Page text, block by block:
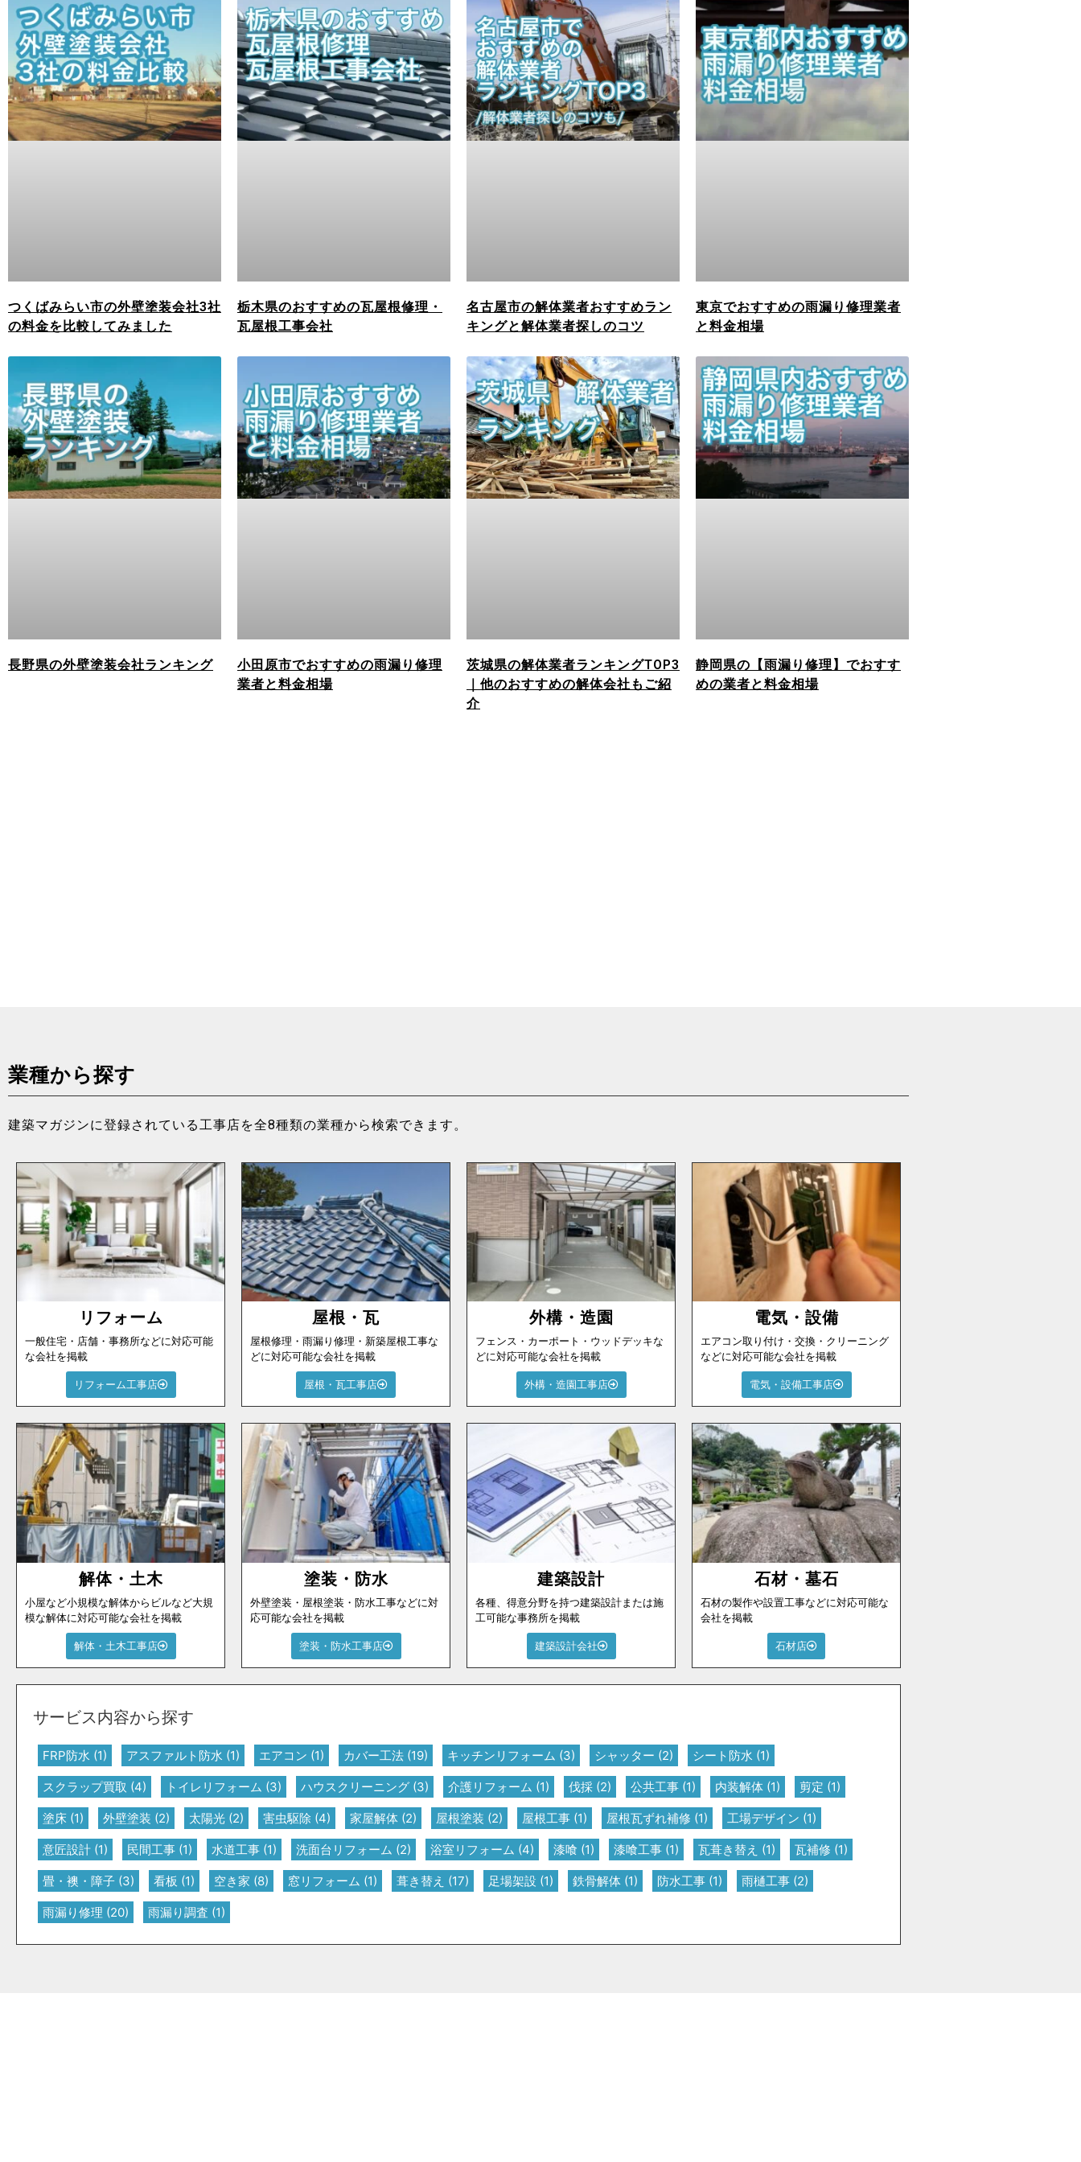
つくばみらい市の外壁塗装会社3社
の料金を比較してみました
栃木県のおすすめの瓦屋根修理・
瓦屋根工事会社
名古屋市の解体業者おすすめラン
キングと解体業者探しのコツ
東京でおすすめの雨漏り修理業者
と料金相場
長野県の外壁塗装会社ランキング
小田原市でおすすめの雨漏り修理
業者と料金相場
茨城県の解体業者ランキングTOP3
｜他のおすすめの解体会社もご紹
介
静岡県の【雨漏り修理】でおすす
めの業者と料金相場
業種から探す
建築マガジンに登録されている工事店を全8種類の業種から検索できます。
リフォーム
一般住宅・店舗・事務所などに対応可能
な会社を掲載
リフォーム工事店
屋根・瓦
屋根修理・雨漏り修理・新築屋根工事な
どに対応可能な会社を掲載
屋根・瓦工事店
外構・造園
フェンス・カーポート・ウッドデッキな
どに対応可能な会社を掲載
外構・造園工事店
電気・設備
エアコン取り付け・交換・クリーニング
などに対応可能な会社を掲載
電気・設備工事店
解体・土木
小屋など小規模な解体からビルなど大規
模な解体に対応可能な会社を掲載
解体・土木工事店
塗装・防水
外壁塗装・屋根塗装・防水工事などに対
応可能な会社を掲載
塗装・防水工事店
建築設計
各種、得意分野を持つ建築設計または施
工可能な事務所を掲載
建築設計会社
石材・墓石
石材の製作や設置工事などに対応可能な
会社を掲載
石材店
サービス内容から探す
FRP防水 (1) アスファルト防水 (1) エアコン (1) カバー工法 (19) キッチンリフォーム (3) シャッター (2) シート防水 (1)
スクラップ買取 (4) トイレリフォーム (3) ハウスクリーニング (3) 介護リフォーム (1) 伐採 (2) 公共工事 (1) 内装解体 (1) 剪定 (1)
塗床 (1) 外壁塗装 (2) 太陽光 (2) 害虫駆除 (4) 家屋解体 (2) 屋根塗装 (2) 屋根工事 (1) 屋根瓦ずれ補修 (1) 工場デザイン (1)
意匠設計 (1) 民間工事 (1) 水道工事 (1) 洗面台リフォーム (2) 浴室リフォーム (4) 漆喰 (1) 漆喰工事 (1) 瓦葺き替え (1) 瓦補修 (1)
畳・襖・障子 (3) 看板 (1) 空き家 (8) 窓リフォーム (1) 葺き替え (17) 足場架設 (1) 鉄骨解体 (1) 防水工事 (1) 雨樋工事 (2)
雨漏り修理 (20) 雨漏り調査 (1)